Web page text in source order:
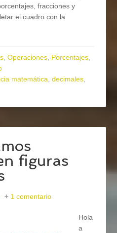
fracciones y
el cuadro con la
,Operaciones, Porcentajes,
matemática,decimales,
figuras
1 comentario
Hola
a